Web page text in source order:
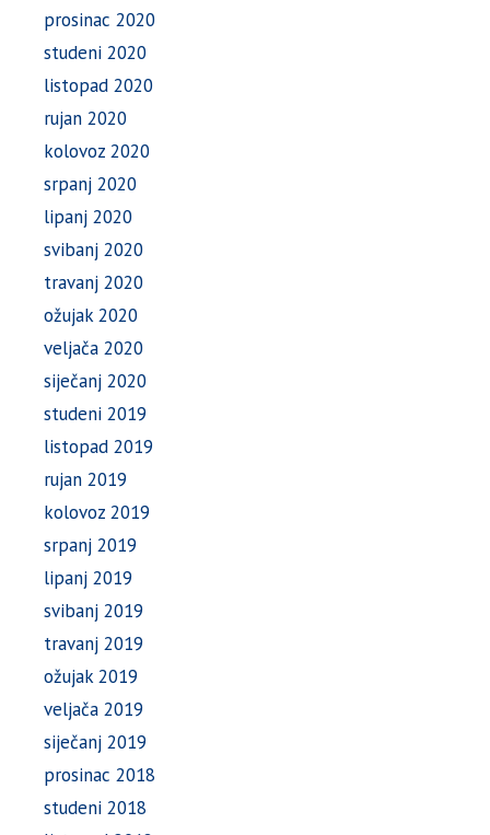
prosinac 2020
studeni 2020
listopad 2020
rujan 2020
kolovoz 2020
srpanj 2020
lipanj 2020
svibanj 2020
travanj 2020
ožujak 2020
veljača 2020
siječanj 2020
studeni 2019
listopad 2019
rujan 2019
kolovoz 2019
srpanj 2019
lipanj 2019
svibanj 2019
travanj 2019
ožujak 2019
veljača 2019
siječanj 2019
prosinac 2018
studeni 2018